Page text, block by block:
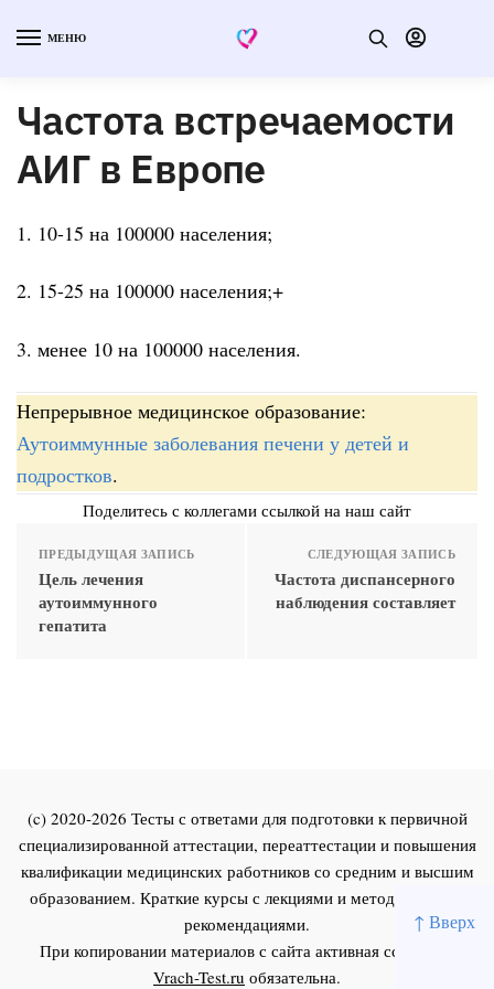
↑ Вверх
МЕНЮ
Частота встречаемости
АИГ в Европе
1. 10-15 на 100000 населения;
2. 15-25 на 100000 населения;+
3. менее 10 на 100000 населения.
Непрерывное медицинское образование:
Аутоиммунные заболевания печени у детей и
подростков.
Поделитесь с коллегами ссылкой на наш сайт
ПРЕДЫДУЩАЯ ЗАПИСЬ
Цель лечения
аутоиммунного
гепатита
СЛЕДУЮЩАЯ ЗАПИСЬ
Частота диспансерного
наблюдения составляет
(c) 2020-2026 Тесты с ответами для подготовки к первичной
специализированной аттестации, переаттестации и повышения
квалификации медицинских работников со средним и высшим
образованием. Краткие курсы с лекциями и методическими
рекомендациями.
При копировании материалов с сайта активная ссылка на
Vrach-Test.ru обязательна.